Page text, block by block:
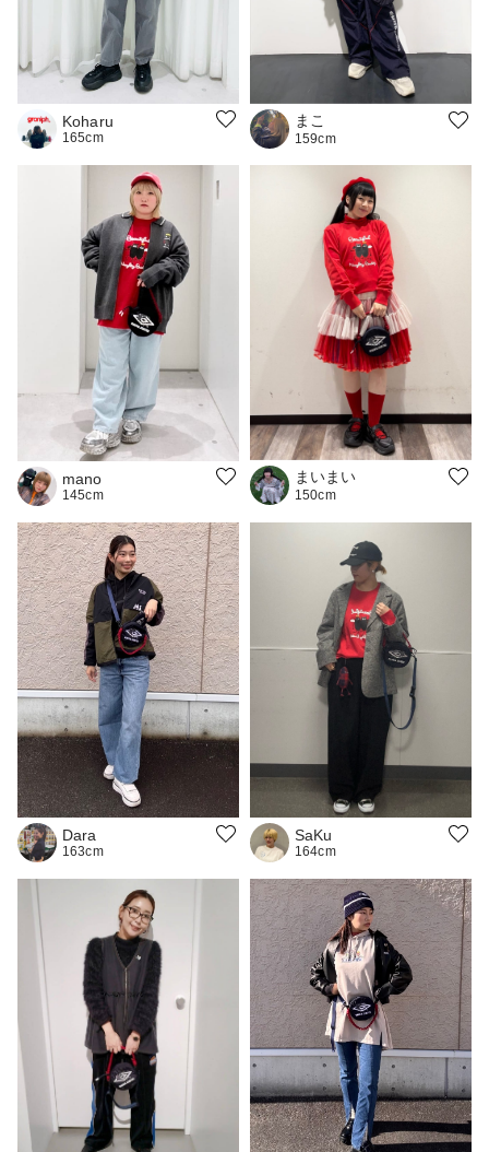
Koharu
165cm
まこ
159cm
mano
145cm
まいまい
150cm
Dara
163cm
SaKu
164cm